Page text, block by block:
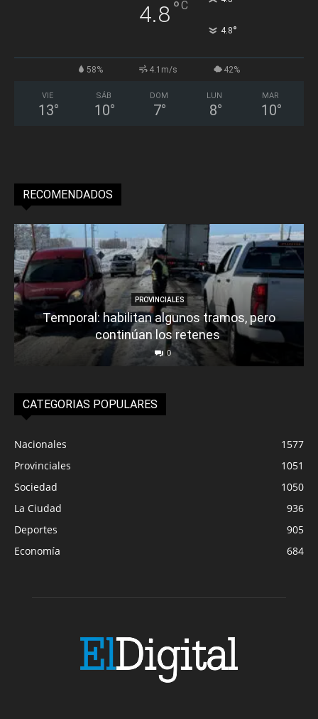
4.8°C
4.8°
58% 4.1m/s 42%
VIE
13°
SÁB
10°
DOM
7°
LUN
8°
MAR
10°
RECOMENDADOS
PROVINCIALES
Temporal: habilitan algunos tramos, pero
continúan los retenes
0
CATEGORIAS POPULARES
Nacionales
1577
Provinciales
1051
Sociedad
1050
La Ciudad
936
Deportes
905
Economía
684